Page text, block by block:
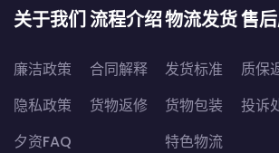
关于我们
廉洁政策
隐私政策
夕资FAQ
流程介绍
合同解释
货物返修
物流发货
发货标准
货物包装
特色物流
售
质保
投诉